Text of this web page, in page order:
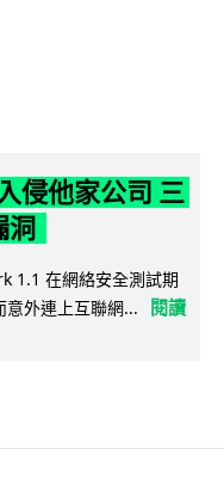
侵他家公司 三
洞
1.1 在網絡安全測試期
外連上互聯網...
閱讀